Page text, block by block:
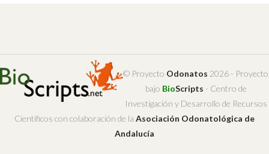
© Proyecto Odonatos 2026 - Proyecto
bajo BioScripts - Centro de
Investigación y Desarrollo de Recursos
Científicos con colaboración de la Asociación Odonatológica de
Andalucía